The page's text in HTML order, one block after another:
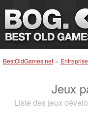
BestOldGames.net »
Jeux
Liste des jeux